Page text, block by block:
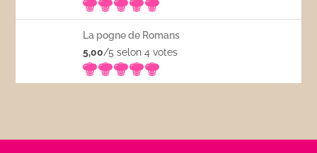
La pogne de Romans
5,00/5 selon 4votes